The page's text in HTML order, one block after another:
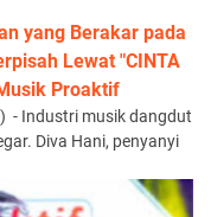
yang Berakar pada
Lewat "CINTA
Proaktif
- Industri musik dangdut
Diva Hani, penyanyi